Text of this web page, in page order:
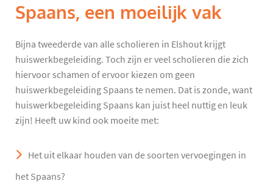
Spaans, een moeilijk vak
Bijna tweederde van alle scholieren in Elshout krijgt
huiswerkbegeleiding. Toch zijn er veel scholieren die zich
hiervoor schamen of ervoor kiezen om geen
huiswerkbegeleiding Spaans te nemen. Dat is zonde, want
huiswerkbegeleiding Spaans kan juist heel nuttig en leuk
zijn! Heeft uw kind ook moeite met:
Het uit elkaar houden van de soorten vervoegingen in
het Spaans?